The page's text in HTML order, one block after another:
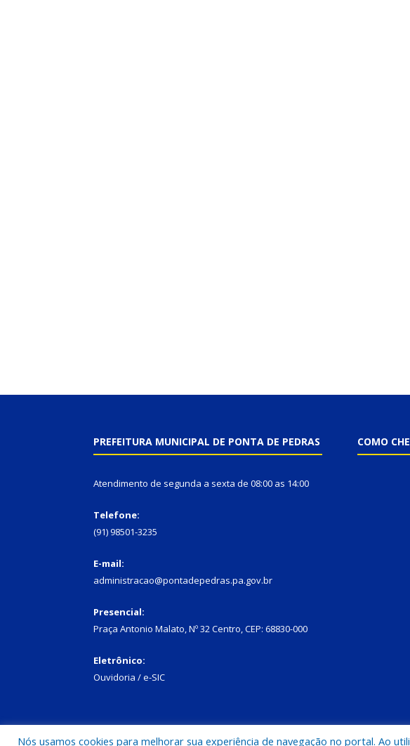
PREFEITURA MUNICIPAL DE PONTA DE PEDRAS
Atendimento de segunda a sexta de 08:00 as 14:00
Telefone:
(91) 98501-3235
E-mail:
administracao@pontadepedras.pa.gov.br
Presencial:
Praça Antonio Malato, Nº 32 Centro, CEP: 68830-000
Eletrônico:
Ouvidoria / e-SIC
COMO
Nós usamos cookies para melhorar sua experiência de navegação no portal. Ao